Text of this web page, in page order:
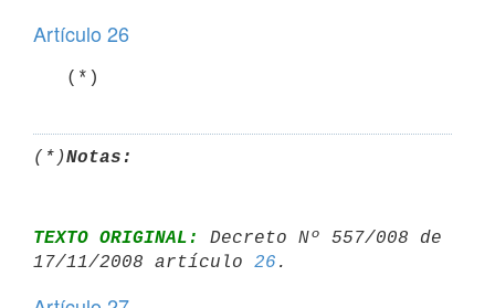
Artículo 26
   (*)
(*)Notas:
TEXTO ORIGINAL:
Decreto Nº 557/008 de
17/11/2008 artículo 26